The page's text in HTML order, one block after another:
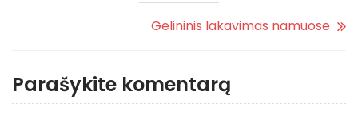
Gelininis lakavimas namuose
Parašykite komentarą